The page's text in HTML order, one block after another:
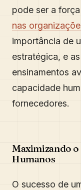
pode ser a
nas
importância de
estratégica, e
ensinamentos
capacidade
fornecedores.
Maximizando
Humanos
O sucesso de